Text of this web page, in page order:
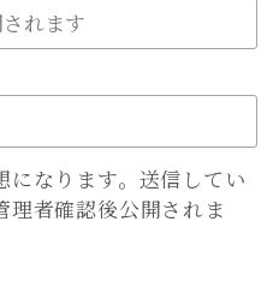
になります。送信してい
理者確認後公開されま